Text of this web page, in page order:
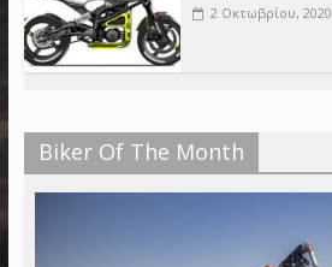
2 Οκτωβρίου, 2020
Biker Of The Month